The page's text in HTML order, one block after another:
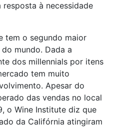
resposta à necessidade
tem o segundo maior
mundo. Dada a
dos millennials por itens
tem muito
Apesar do
das vendas no local
o Wine Institute diz que
da Califórnia atingiram